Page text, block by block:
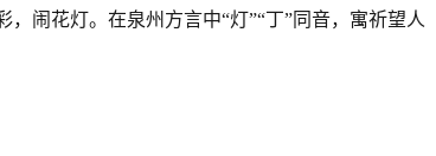
，闹花灯。在泉州方言中“灯”“丁”同音，寓祈望人